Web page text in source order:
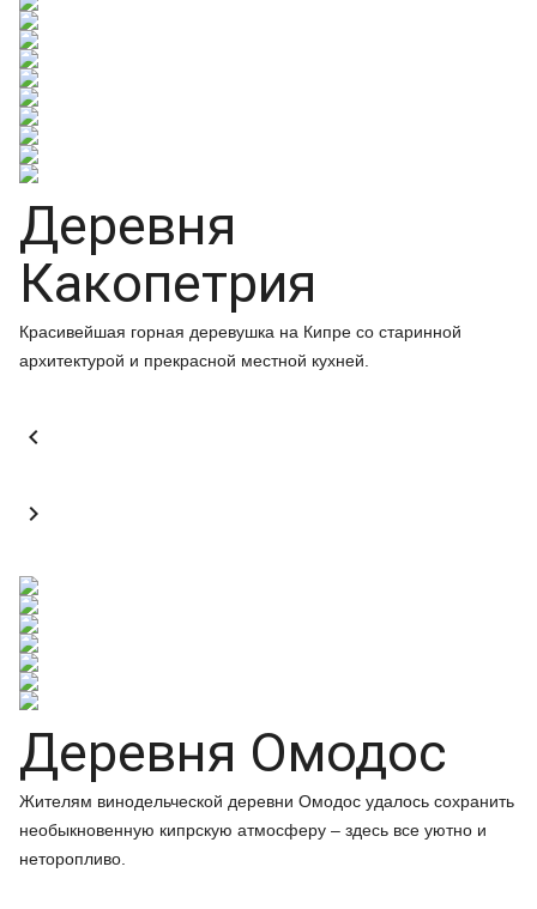
Деревня
Какопетрия
Красивейшая горная деревушка на Кипре со старинной
архитектурой и прекрасной местной кухней.


Деревня Омодос
Жителям винодельческой деревни Омодос удалось сохранить
необыкновенную кипрскую атмосферу – здесь все уютно и
неторопливо.